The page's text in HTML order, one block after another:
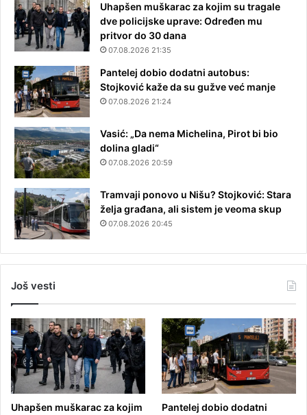
Uhapšen muškarac za kojim su tragale
dve policijske uprave: Određen mu
pritvor do 30 dana
07.08.2026 21:35
Pantelej dobio dodatni autobus:
Stojković kaže da su gužve već manje
07.08.2026 21:24
Vasić: „Da nema Michelina, Pirot bi bio
dolina gladi“
07.08.2026 20:59
Tramvaji ponovo u Nišu? Stojković: Stara
želja građana, ali sistem je veoma skup
07.08.2026 20:45
Još vesti
Uhapšen muškarac za kojim
Pantelej dobio dodatni